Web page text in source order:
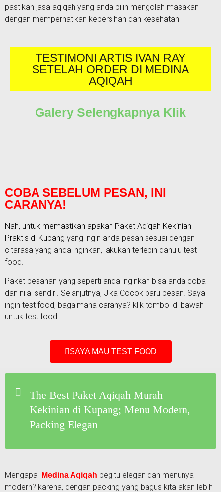
pastikan jasa aqiqah yang anda pilih mengolah masakan
dengan memperhatikan kebersihan dan kesehatan
TESTIMONI ARTIS IVAN RAY
SETELAH ORDER DI MEDINA
AQIQAH
Galery Selengkapnya Klik
COBA SEBELUM PESAN, INI
CARANYA!
Nah, untuk memastikan apakah Paket Aqiqah Kekinian
Praktis di Kupang yang ingin anda pesan sesuai dengan
citarasa yang anda inginkan, lakukan terlebih dahulu test
food.
Paket pesanan yang seperti anda inginkan bisa anda coba
dan nilai sendiri. Selanjutnya, Jika Cocok baru pesan. Saya
ingin test food, bagaimana caranya? klik tombol di bawah
untuk test food
SAYA MAU TEST FOOD
The Best Paket Aqiqah Murah
Kekinian di Kupang; Menu Modern,
Packing Elegan
Mengapa Medina Aqiqah begitu elegan dan menunya
modern? karena, dengan packing yang bagus kita akan lebih